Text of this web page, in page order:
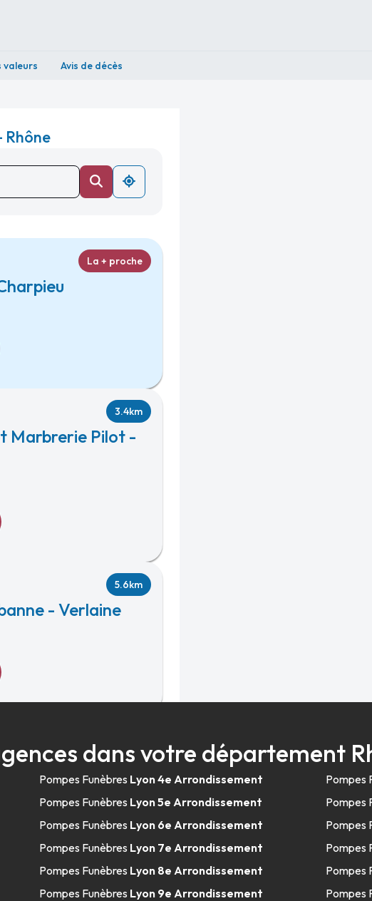
valeurs Avis de décès
Rhône
La + proche
Marbrerie Pilot -
3.4km
- Verlaine
5.6km
dans votre département
Pompes Funèbres Lyon 4e Arrondissement
Pompes Funèbres Lyon 5e Arrondissement
Pompes Funèbres Lyon 6e Arrondissement
Pompes Funèbres Lyon 7e Arrondissement
Pompes Funèbres Lyon 8e Arrondissement
Pompes Funèbres Lyon 9e Arrondissement
Pompes
Pompes
Pompes
Pompes
Pompes
Pompes